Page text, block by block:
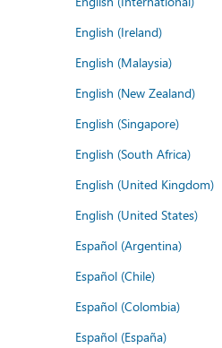
English (Ireland)
English (Malaysia)
English (New Zealand)
English (Singapore)
English (South Africa)
English (United Kingdom)
English (United States)
Español (Argentina)
Español (Chile)
Español (Colombia)
Español (España)